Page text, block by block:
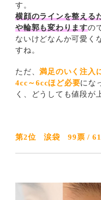
す。
横顔のラインを整える
や輪郭も変わりますの
ないけどなんか可愛く
すね。
ただ、満足のいく注入
4cc～6ccほど必要にな
く、どうしても値段が
第2位 涙袋 99票 /